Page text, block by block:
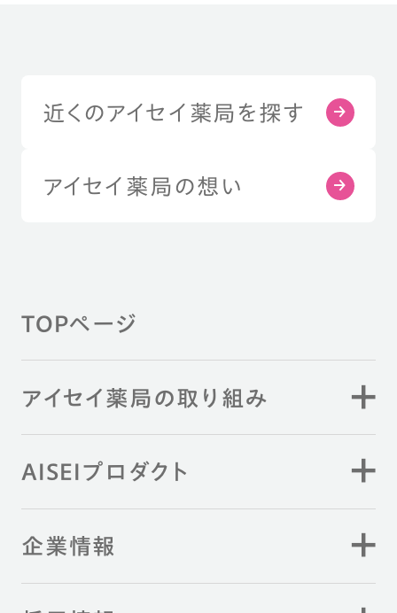
近くのアイセイ薬局を探す
アイセイ薬局の想い
TOPページ
アイセイ薬局の取り組み
AISEIプロダクト
企業情報